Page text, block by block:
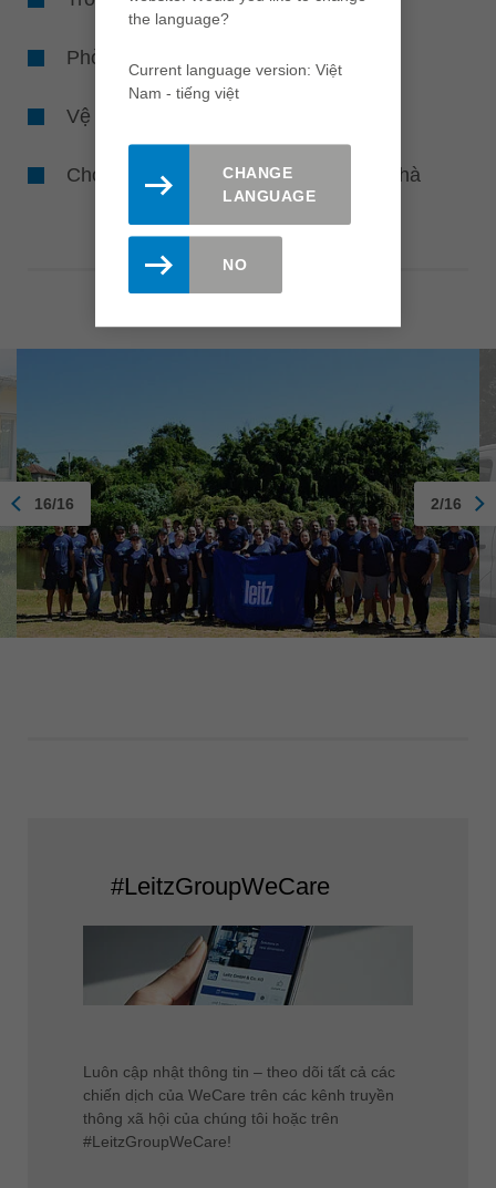
Phòng tránh CO2
Vệ sinh môi trường, nguồn nước
Cho động vật và côn trùng một ngôi nhà
16/16 2/16
#LeitzGroupWeCare
Luôn cập nhật thông tin – theo dõi tất cả các
chiến dịch của WeCare trên các kênh truyền
thông xã hội của chúng tôi hoặc trên
#LeitzGroupWeCare!
the language?
Current language version: Việt
Nam - tiếng việt
CHANGE
LANGUAGE
NO